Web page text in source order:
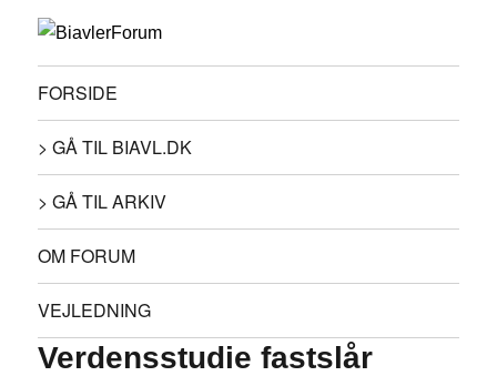
FORSIDE
> GÅ TIL BIAVL.DK
> GÅ TIL ARKIV
OM FORUM
VEJLEDNING
Verdensstudie fastslår